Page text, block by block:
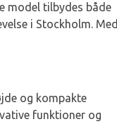
model tilbydes både
i Stockholm. Med
og kompakte
funktioner og